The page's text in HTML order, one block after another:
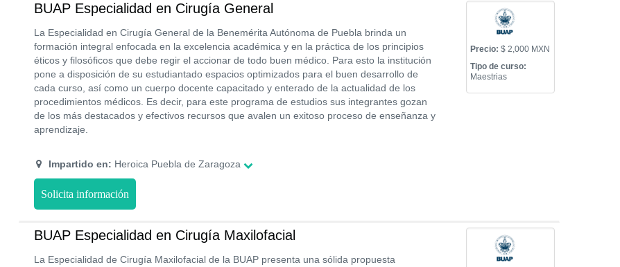
BUAP Especialidad en Cirugía General
La Especialidad en Cirugía General de la Benemérita Autónoma de Puebla brinda un
formación integral enfocada en la excelencia académica y en la práctica de los principios
éticos y filosóficos que debe regir el accionar de todo buen médico. Para esto la institución
pone a disposición de su estudiantado espacios optimizados para el buen desarrollo de
cada curso, así como un cuerpo docente capacitado y enterado de la actualidad de los
procedimientos médicos. Es decir, para este programa de estudios sus integrantes gozan
de los más destacados y efectivos recursos que avalen un exitoso proceso de enseñanza y
aprendizaje.
Impartido en: Heroica Puebla de Zaragoza
Precio: $ 2,000 MXN
Tipo de curso:
Maestrias
Solicita información
BUAP Especialidad en Cirugía Maxilofacial
La Especialidad de Cirugía Maxilofacial de la BUAP presenta una sólida propuesta